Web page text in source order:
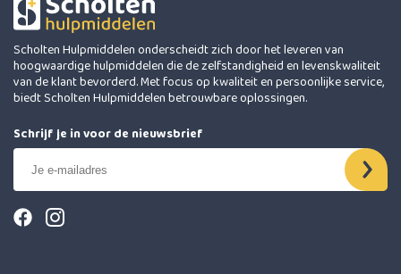
Scholten Hulpmiddelen onderscheidt zich door het leveren van
hoogwaardige hulpmiddelen die de zelfstandigheid en levenskwaliteit
van de klant bevorderd. Met focus op kwaliteit en persoonlijke service,
biedt Scholten Hulpmiddelen betrouwbare oplossingen.
Schrijf je in voor de nieuwsbrief